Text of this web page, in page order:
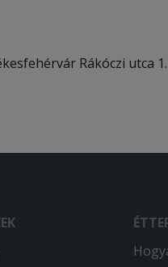
Rákóczi utca 1.